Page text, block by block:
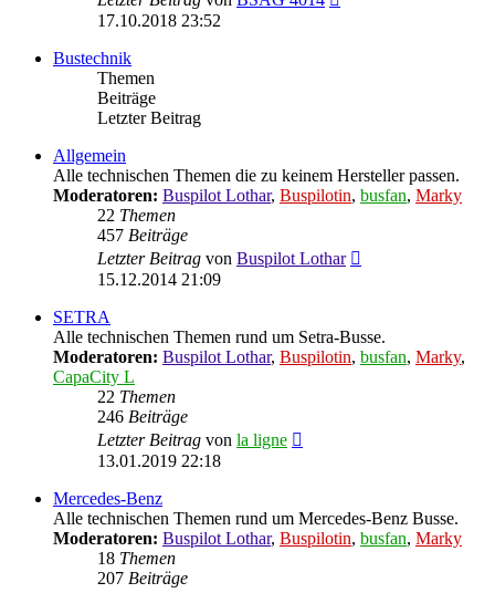
17.10.2018 23:52
Bustechnik
Themen
Beiträge
Letzter Beitrag
Allgemein
Alle technischen Themen die zu keinem Hersteller passen.
Moderatoren: Buspilot Lothar, Buspilotin, busfan, Marky
22 Themen
457 Beiträge
Letzter Beitrag von Buspilot Lothar
15.12.2014 21:09
SETRA
Alle technischen Themen rund um Setra-Busse.
Moderatoren: Buspilot Lothar, Buspilotin, busfan, Marky,
CapaCity L
22 Themen
246 Beiträge
Letzter Beitrag von la ligne
13.01.2019 22:18
Mercedes-Benz
Alle technischen Themen rund um Mercedes-Benz Busse.
Moderatoren: Buspilot Lothar, Buspilotin, busfan, Marky
18 Themen
207 Beiträge